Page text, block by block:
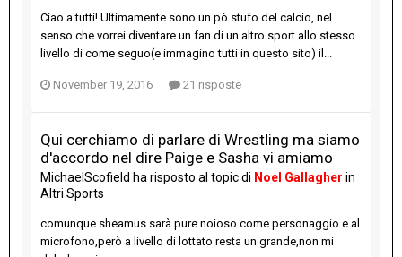
Ciao a tutti! Ultimamente sono un pò stufo del calcio, nel
senso che vorrei diventare un fan di un altro sport allo stesso
livello di come seguo(e immagino tutti in questo sito) il...
November 19, 2016 21 risposte
Qui cerchiamo di parlare di Wrestling ma siamo
d'accordo nel dire Paige e Sasha vi amiamo
MichaelScofield ha risposto al topic di Noel Gallagher in
Altri Sports
comunque sheamus sarà pure noioso come personaggio e al
microfono,però a livello di lottato resta un grande,non mi